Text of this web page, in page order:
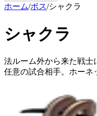
ホーム/ボス/シャクラ
シャクラ
法ルーム外から来た戦士
任意の試合相手。ホーネ